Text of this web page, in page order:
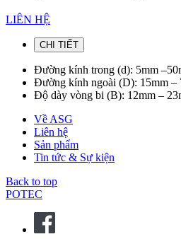
LIÊN HỆ
CHI TIẾT
Đường kính trong (d): 5mm
Đường kính ngoài (D): 15mm –
Độ dày vòng bi (B): 12mm –
Về ASG
Liên hệ
Sản phẩm
Tin tức & Sự kiện
Back to top
POTEC